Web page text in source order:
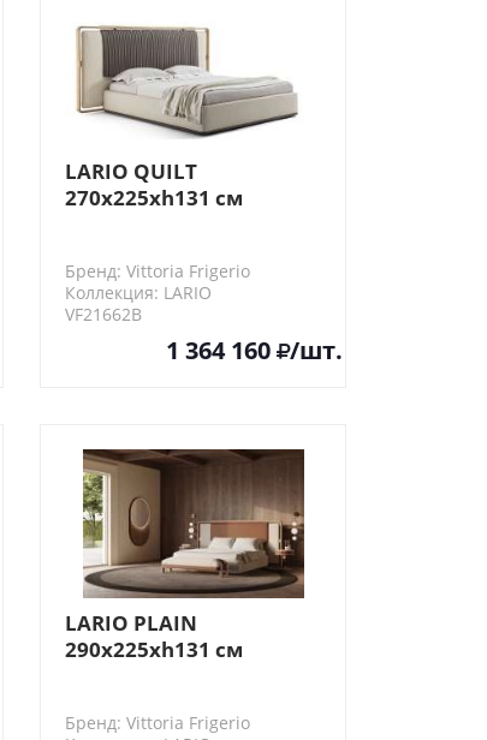
LARIO QUILT
270x225xh131 см
Бренд: Vittoria Frigerio
Коллекция: LARIO
VF21662B
1 364 160 /шт.
LARIO PLAIN
290x225xh131 см
Бренд: Vittoria Frigerio